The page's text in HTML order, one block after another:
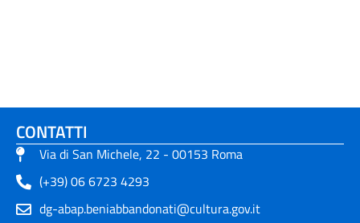
CONTATTI
Via di San Michele, 22 - 00153 Roma
(+39) 06 6723 4293
dg-abap.beniabbandonati@cultura.gov.it